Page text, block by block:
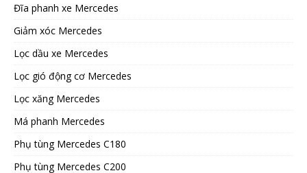
Đĩa phanh xe Mercedes
Giảm xóc Mercedes
Lọc dầu xe Mercedes
Lọc gió động cơ Mercedes
Lọc xăng Mercedes
Má phanh Mercedes
Phụ tùng Mercedes C180
Phụ tùng Mercedes C200